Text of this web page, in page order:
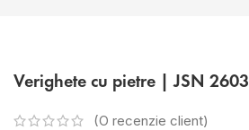
Verighete cu pietre | JSN 2603
(O recenzie client)